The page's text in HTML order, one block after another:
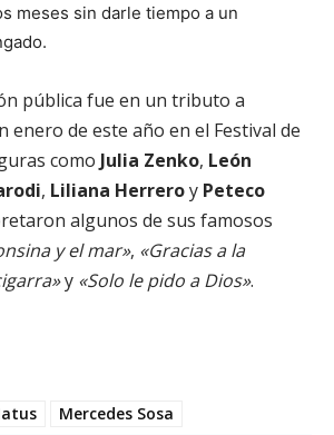
meses sin darle tiempo a un
pública fue en un tributo a
enero de este año en el Festival de
como Julia Zenko, León
, Liliana Herreroy Peteco
algunos de sus famosos
y el mar», «Gracias a la
y «Solo le pido a Dios».
Mercedes Sosa